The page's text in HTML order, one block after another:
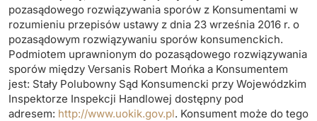
pozasądowego rozwiązywania sporów z Konsumentami w
rozumieniu przepisów ustawy z dnia 23 września 2016 r. o
pozasądowym rozwiązywaniu sporów konsumenckich.
Podmiotem uprawnionym do pozasądowego rozwiązywania
sporów między Versanis Robert Mońka a Konsumentem
jest: Stały Polubowny Sąd Konsumencki przy Wojewódzkim
Inspektorze Inspekcji Handlowej dostępny pod
adresem: http://www.uokik.gov.pl. Konsument może do tego